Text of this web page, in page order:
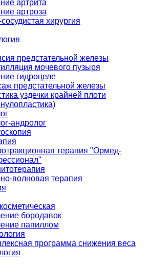
артрита
артроза
хирургия
предстательной железы
мочевого пузыря
гидроцеле
предстательной железы
уздечки крайней плоти
андролог
терапия "Ормед-
волновая терапия
бородавок
папиллом
программа снижения веса